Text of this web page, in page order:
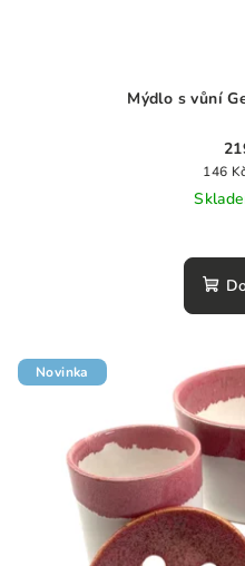
Mýdlo s vůní
Měrná
cena:
146
Novinka